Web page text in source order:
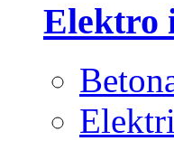
Elektro